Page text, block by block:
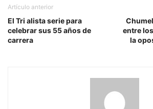
Artículo anterior
El Tri alista serie para
celebrar sus 55 años de
carrera
entre
la